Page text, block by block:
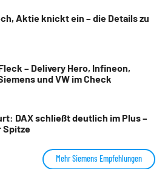
Aktie knickt ein – die Details zu
– Delivery Hero, Infineon,
und VW im Check
DAX schließt deutlich im Plus –
Spitze
Mehr Siemens Empfehlungen